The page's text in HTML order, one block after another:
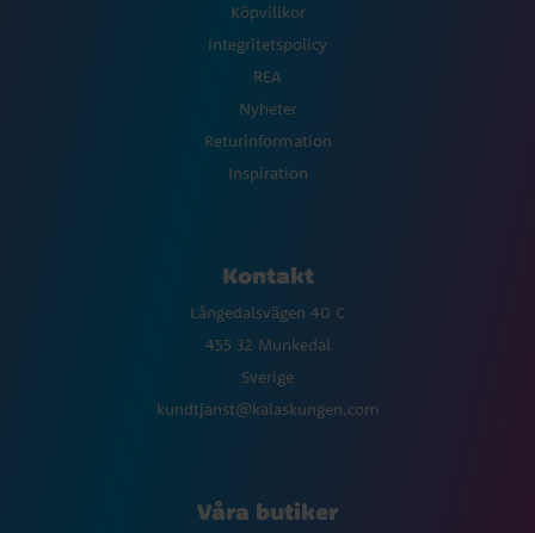
Köpvillkor
Integritetspolicy
REA
Nyheter
Returinformation
Inspiration
Kontakt
Långedalsvägen 40 C
455 32 Munkedal
Sverige
kundtjanst@kalaskungen.com
Våra butiker